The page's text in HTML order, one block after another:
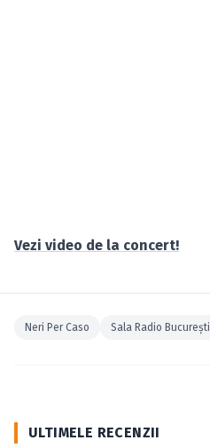
Vezi video de la concert!
Neri Per Caso Sala Radio Bucureşti
ULTIMELE RECENZII